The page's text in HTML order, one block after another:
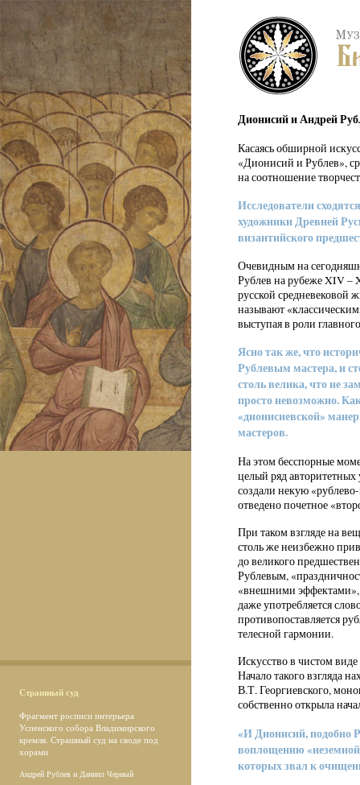
Страшный суд
Фрагмент росписи интерьера
Успенского собора Владимирского
кремля. Страшный суд на своде под
хорами
Андрей Рублев и Даниил Черный
Дионисий и Андрей
Касаясь обширной
«Дионисий и Рублев»,
на соотношение
Исследователи
художники Древней
византийского
Очевидным на
Рублев на рубеже XIV –
русской средневековой
называют
выступая в роли
Ясно так же, что
Рублевым мастера, и
столь велика, что не
просто невозможно.
«дионисиевской»
мастеров.
На этом бесспорные
целый ряд
создали некую
отведено почетное
При таком взгляде на
столь же неизбежно
до великого
Рублевым,
«внешними
даже употребляется
противопоставляется
телесной гармонии.
Искусство в чистом виде
Начало такого взгляда
В.Т. Георгиевского,
собственно открыла
«И Дионисий, подобно
воплощению
которых звал к